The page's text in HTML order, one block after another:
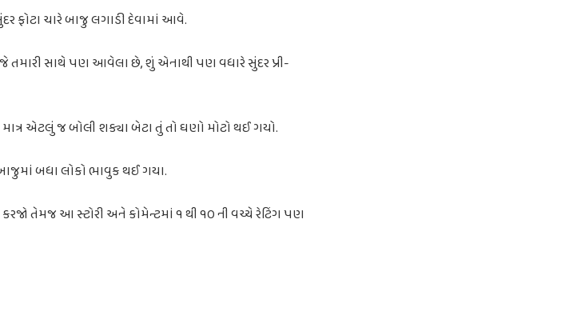
ફોટા ચારે બાજુ લગાડી દેવામાં આવે.
તમારી સાથે પણ આવેલા છે, શું એનાથી પણ વધારે સુંદર પ્રી-
એટલું જ બોલી શક્યા બેટા તું તો ઘણો મોટો થઈ ગયો.
બધા લોકો ભાવુક થઈ ગયા.
તેમજ આ સ્ટોરી અને કોમેન્ટમાં ૧ થી ૧૦ ની વચ્ચે રેટિંગ પણ